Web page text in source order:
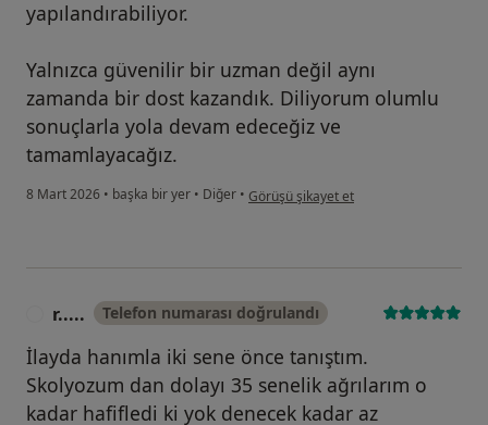
yapılandırabiliyor.
Yalnızca güvenilir bir uzman değil aynı
zamanda bir dost kazandık. Diliyorum olumlu
sonuçlarla yola devam edeceğiz ve
tamamlayacağız.
8 Mart 2026 • başka bir yer • Diğer • kullanıcının görüşüne göre el....
Görüşü şikayet et
r..... Telefon numarası doğrulandı
İlayda hanımla iki sene önce tanıştım.
Skolyozum dan dolayı 35 senelik ağrılarım o
kadar hafifledi ki yok denecek kadar az